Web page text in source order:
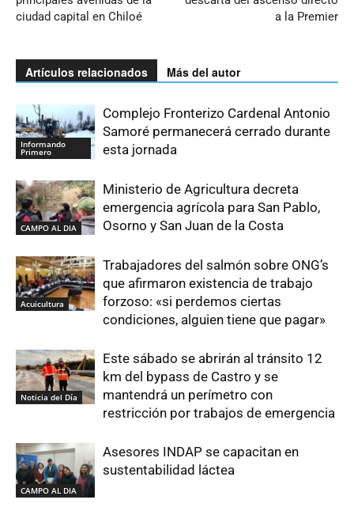
ciudad capital en Chiloé
a la Premier
Artículos relacionados Más del autor
Informando
Primero
Complejo Fronterizo Cardenal Antonio
Samoré permanecerá cerrado durante
esta jornada
CAMPO AL DIA
Ministerio de Agricultura decreta
emergencia agrícola para San Pablo,
Osorno y San Juan de la Costa
Acuicultura
Trabajadores del salmón sobre ONG’s
que afirmaron existencia de trabajo
forzoso: «si perdemos ciertas
condiciones, alguien tiene que pagar»
Noticia del Día
Este sábado se abrirán al tránsito 12
km del bypass de Castro y se
mantendrá un perímetro con
restricción por trabajos de emergencia
CAMPO AL DIA
Asesores INDAP se capacitan en
sustentabilidad láctea